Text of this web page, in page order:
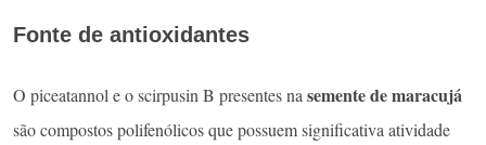
Fonte de antioxidantes
O piceatannol e o scirpusin B presentes nasemente de maracujá
são compostos polifenólicos que possuem significativa atividade